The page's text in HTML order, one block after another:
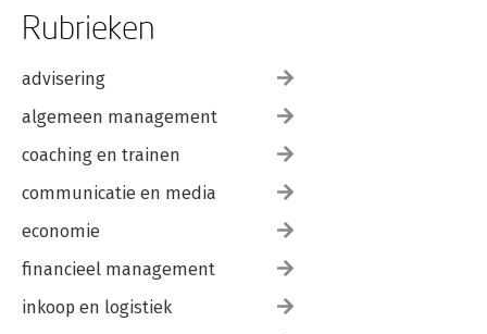
Rubrieken
advisering
algemeen management
coaching en trainen
communicatie en media
economie
financieel management
inkoop en logistiek